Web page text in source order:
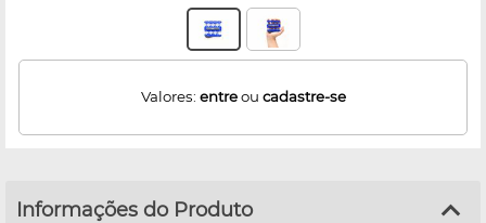
Valores: entreou cadastre-se
Informações do Produto